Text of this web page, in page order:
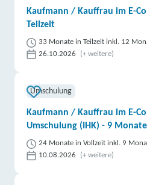
Kaufmann / Kauffrau im E-
Teilzeit
33 Monate in Teilzeit inkl. 12
26.10.2026
(+ weitere)
Umschulung
Kaufmann / Kauffrau im E-
Umschulung (IHK) - 9
24 Monate in Vollzeit inkl. 9
10.08.2026
(+ weitere)